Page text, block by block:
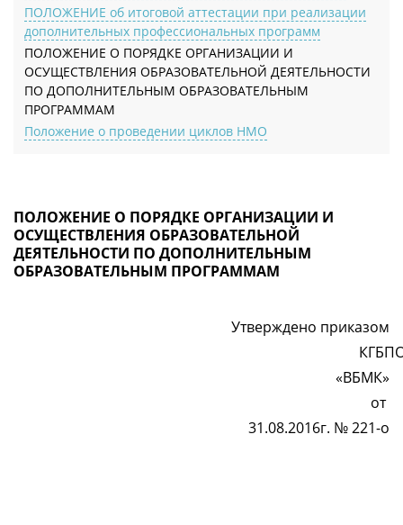
ПОЛОЖЕНИЕ об итоговой аттестации при реализации
дополнительных профессиональных программ
ПОЛОЖЕНИЕ О ПОРЯДКЕ ОРГАНИЗАЦИИ И
ОСУЩЕСТВЛЕНИЯ ОБРАЗОВАТЕЛЬНОЙ ДЕЯТЕЛЬНОСТИ
ПО ДОПОЛНИТЕЛЬНЫМ ОБРАЗОВАТЕЛЬНЫМ
ПРОГРАММАМ
Положение о проведении циклов НМО
ПОЛОЖЕНИЕ О ПОРЯДКЕ ОРГАНИЗАЦИИ И
ОСУЩЕСТВЛЕНИЯ ОБРАЗОВАТЕЛЬНОЙ
ДЕЯТЕЛЬНОСТИ ПО ДОПОЛНИТЕЛЬНЫМ
ОБРАЗОВАТЕЛЬНЫМ ПРОГРАММАМ
Утверждено приказом
«ВБМК»
от
31.08.2016г. № 221-о